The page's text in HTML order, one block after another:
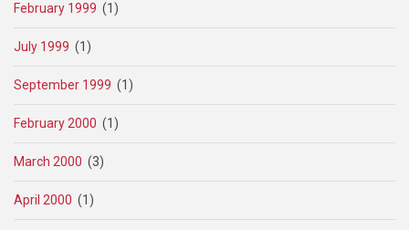
February 1999 (1)
July 1999 (1)
September 1999 (1)
February 2000 (1)
March 2000 (3)
April 2000 (1)